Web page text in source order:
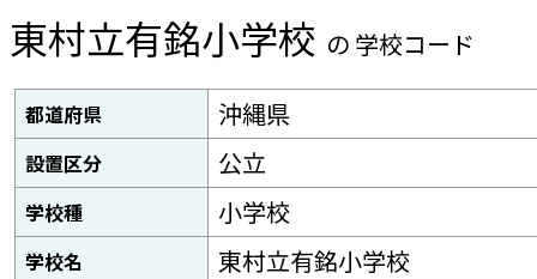
東村立有銘小学校 の 学校コード
都道府県 沖縄県
設置区分 公立
学校種 小学校
学校名 東村立有銘小学校